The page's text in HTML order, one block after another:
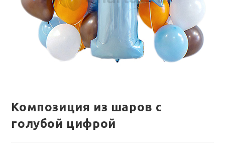
Композиция из шаров с
голубой цифрой